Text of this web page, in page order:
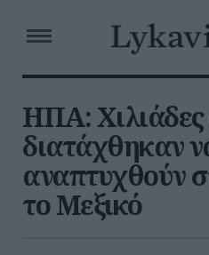
ΗΠΑ: Χιλιάδες
διατάχθηκαν
αναπτυχθούν
το Μεξικό